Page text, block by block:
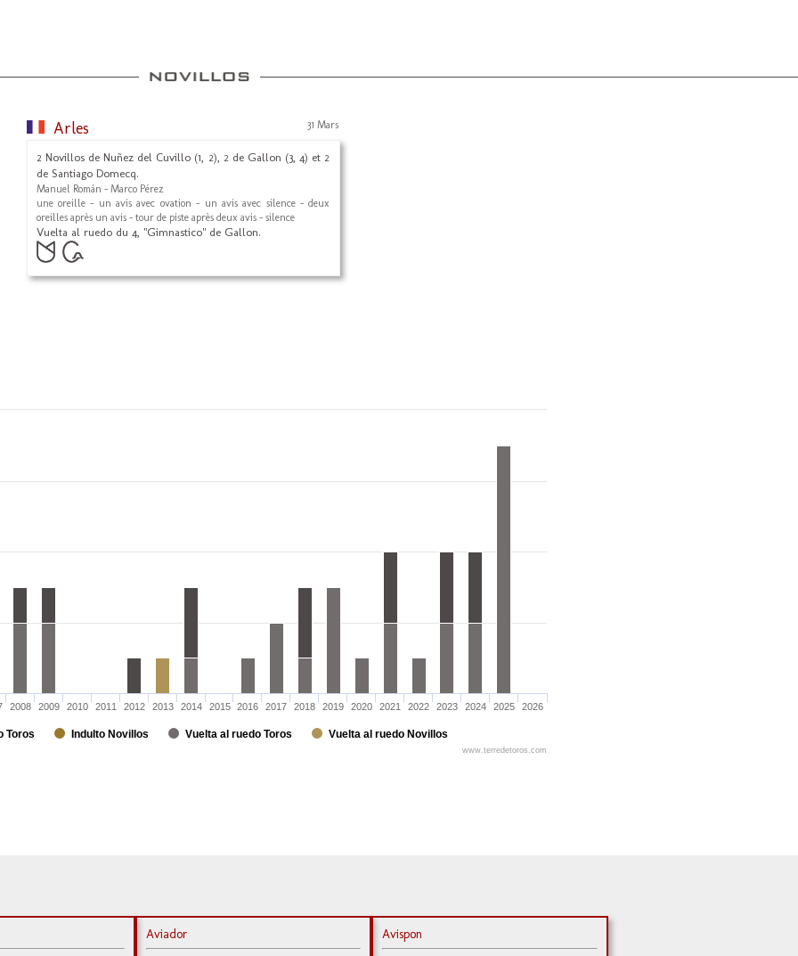
Arles 31 Mars
2 Novillos de Nuñez del Cuvillo (1, 2), 2 de Gallon (3, 4) et 2
de Santiago Domecq.
Manuel Román - Marco Pérez
une oreille - un avis avec ovation - un avis avec silence - deux
oreilles après un avis - tour de piste après deux avis - silence
Vuelta al ruedo du 4, "Gimnastico" de Gallon.
Toros Indulto Novillos Vuelta al ruedo Toros Vuelta al ruedo Novillos
2008 2009 2010 2011 2012 2013 2014 2015 2016 2017 2018 2019 2020 2021 2022 2023 2024 2025 2026
www.terredetoros.com
Aviador Avispon